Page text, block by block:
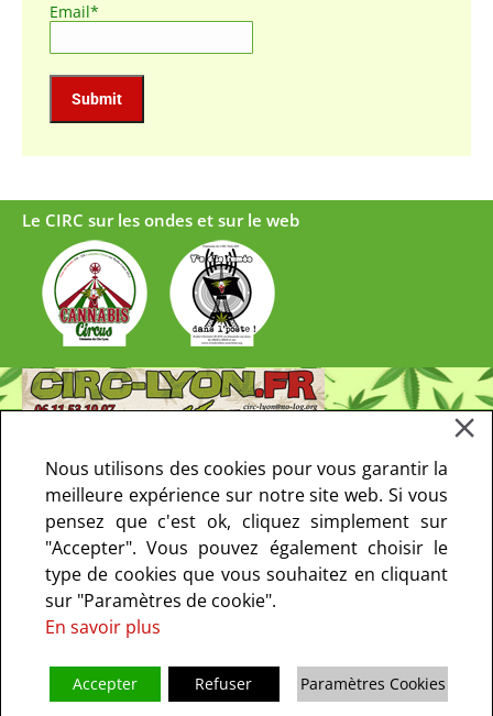
Email*
Le CIRC sur les ondes et sur le web
Nous utilisons des cookies pour vous garantir la
meilleure expérience sur notre site web. Si vous
pensez que c'est ok, cliquez simplement sur
"Accepter". Vous pouvez également choisir le
type de cookies que vous souhaitez en cliquant
sur "Paramètres de cookie".
En savoir plus
Accepter Refuser Paramètres Cookies